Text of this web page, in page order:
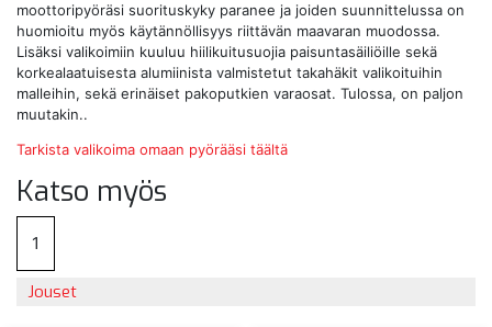
moottoripyöräsi suorituskyky paranee ja joiden suunnittelussa on
huomioitu myös käytännöllisyys riittävän maavaran muodossa.
Lisäksi valikoimiin kuuluu hiilikuitusuojia paisuntasäiliöille sekä
korkealaatuisesta alumiinista valmistetut takahäkit valikoituihin
malleihin, sekä erinäiset pakoputkien varaosat. Tulossa, on paljon
muutakin..
Tarkista valikoima omaan pyörääsi täältä
Katso myös
1
Jouset